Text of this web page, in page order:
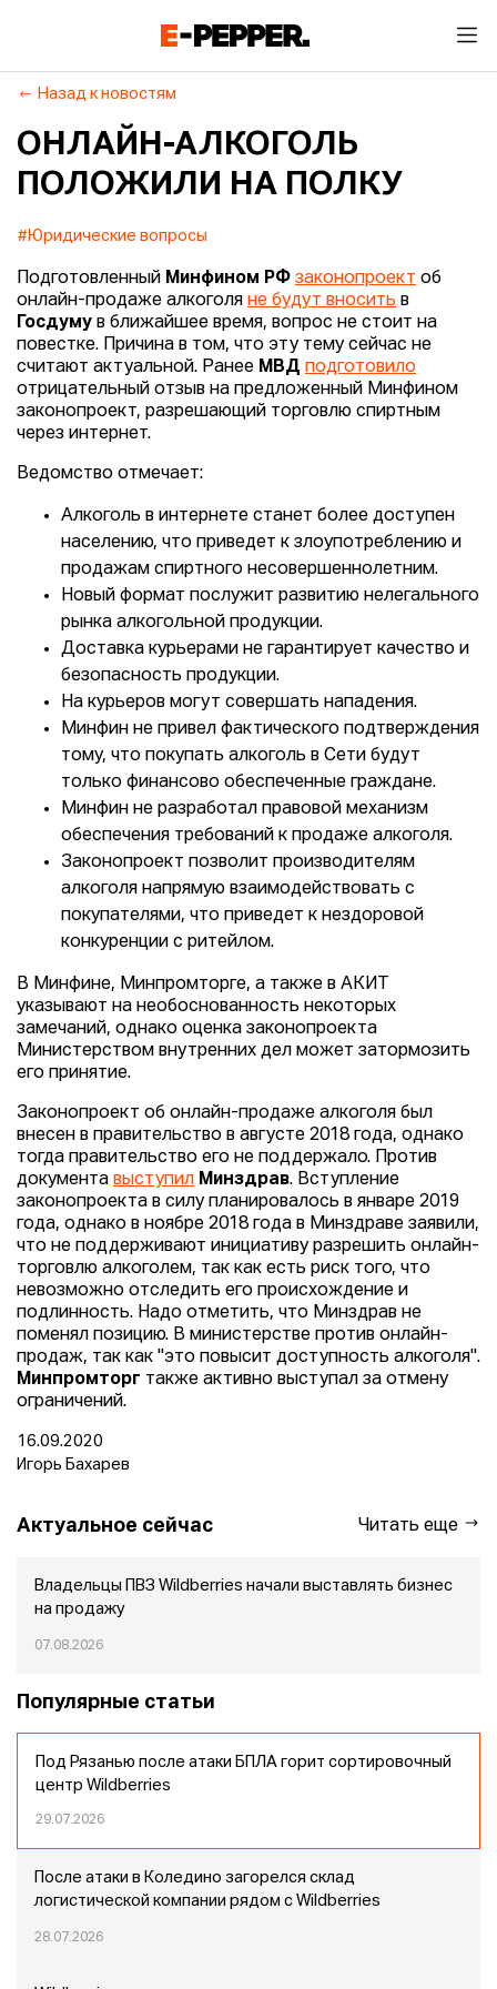
Назад к новостям
ОНЛАЙН-АЛКОГОЛЬ
ПОЛОЖИЛИ НА ПОЛКУ
#Юридические вопросы
Подготовленный Минфином РФ законопроект об
онлайн-продаже алкоголя не будут вносить в
Госдуму в ближайшее время, вопрос не стоит на
повестке. Причина в том, что эту тему сейчас не
считают актуальной. Ранее МВД подготовило
отрицательный отзыв на предложенный Минфином
законопроект, разрешающий торговлю спиртным
через интернет.
Ведомство отмечает:
Алкоголь в интернете станет более доступен
населению, что приведет к злоупотреблению и
продажам спиртного несовершеннолетним.
Новый формат послужит развитию нелегального
рынка алкогольной продукции.
Доставка курьерами не гарантирует качество и
безопасность продукции.
На курьеров могут совершать нападения.
Минфин не привел фактического подтверждения
тому, что покупать алкоголь в Сети будут
только финансово обеспеченные граждане.
Минфин не разработал правовой механизм
обеспечения требований к продаже алкоголя.
Законопроект позволит производителям
алкоголя напрямую взаимодействовать с
покупателями, что приведет к нездоровой
конкуренции с ритейлом.
В Минфине, Минпромторге, а также в АКИТ
указывают на необоснованность некоторых
замечаний, однако оценка законопроекта
Министерством внутренних дел может затормозить
его принятие.
Законопроект об онлайн-продаже алкоголя был
внесен в правительство в августе 2018 года, однако
тогда правительство его не поддержало. Против
документа выступил Минздрав. Вступление
законопроекта в силу планировалось в январе 2019
года, однако в ноябре 2018 года в Минздраве заявили,
что не поддерживают инициативу разрешить онлайн-
торговлю алкоголем, так как есть риск того, что
невозможно отследить его происхождение и
подлинность. Надо отметить, что Минздрав не
поменял позицию. В министерстве против онлайн-
продаж, так как "это повысит доступность алкоголя".
Минпромторг также активно выступал за отмену
ограничений.
16.09.2020
Игорь Бахарев
Актуальное сейчас Читать еще
Владельцы ПВЗ Wildberries начали выставлять бизнес
на продажу
07.08.2026
Популярные статьи
Под Рязанью после атаки БПЛА горит сортировочный
центр Wildberries
29.07.2026
После атаки в Коледино загорелся склад
логистической компании рядом с Wildberries
28.07.2026